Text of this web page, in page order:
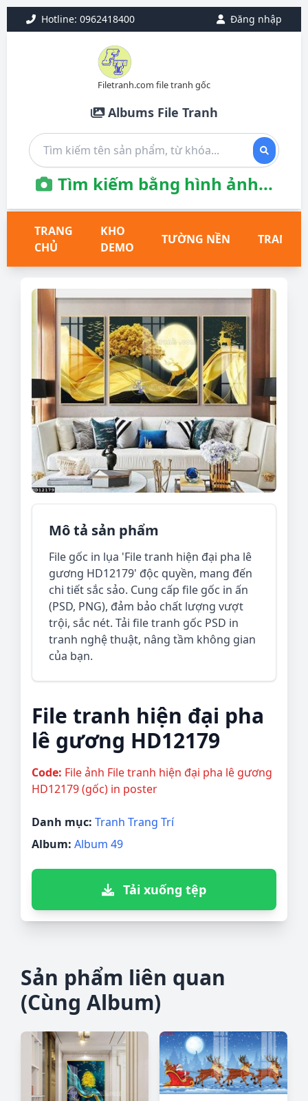
Hotline: 0962418400 Đăng nhập
Filetranh.com file tranh gốc
Albums File Tranh
Tìm kiếm bằng hình ảnh...
TRANG
CHỦ
KHO
DEMO
TƯỜNG NỀN TRANH
Mô tả sản phẩm
File gốc in lụa 'File tranh hiện đại pha lê
gương HD12179' độc quyền, mang đến
chi tiết sắc sảo. Cung cấp file gốc in ấn
(PSD, PNG), đảm bảo chất lượng vượt
trội, sắc nét. Tải file tranh gốc PSD in
tranh nghệ thuật, nâng tầm không gian
của bạn.
File tranh hiện đại pha
lê gương HD12179
Code: File ảnh File tranh hiện đại pha lê gương
HD12179 (gốc) in poster
Danh mục: Tranh Trang Trí
Album: Album 49
Tải xuống tệp
Sản phẩm liên quan
(Cùng Album)